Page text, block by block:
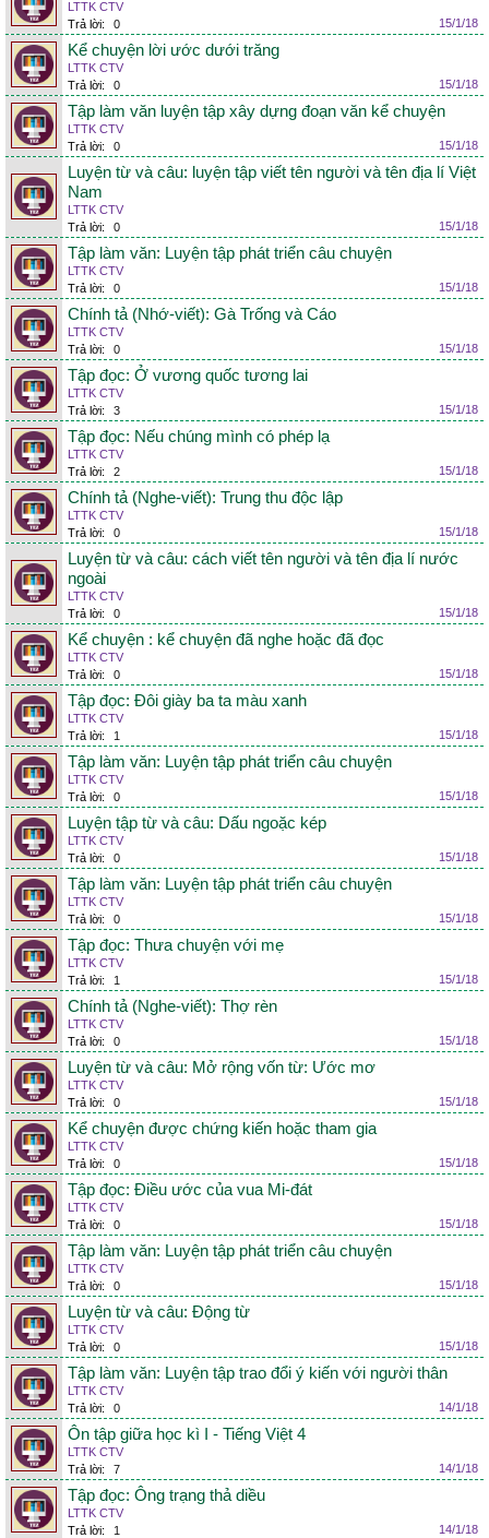
LTTK CTV
Trả lời:
0 15/1/18
Kể chuyện lời ước dưới trăng
LTTK CTV
Trả lời:
0 15/1/18
Tập làm văn luyện tập xây dựng đoạn văn kể chuyện
LTTK CTV
Trả lời:
0 15/1/18
Luyện từ và câu: luyện tập viết tên người và tên địa lí Việt
Nam
LTTK CTV
Trả lời:
0 15/1/18
Tập làm văn: Luyện tập phát triển câu chuyện
LTTK CTV
Trả lời:
0 15/1/18
Chính tả (Nhớ-viết): Gà Trống và Cáo
LTTK CTV
Trả lời:
0 15/1/18
Tập đọc: Ở vương quốc tương lai
LTTK CTV
Trả lời:
3 15/1/18
Tập đọc: Nếu chúng mình có phép lạ
LTTK CTV
Trả lời:
2 15/1/18
Chính tả (Nghe-viết): Trung thu độc lập
LTTK CTV
Trả lời:
0 15/1/18
Luyện từ và câu: cách viết tên người và tên địa lí nước
ngoài
LTTK CTV
Trả lời:
0 15/1/18
Kể chuyện : kể chuyện đã nghe hoặc đã đọc
LTTK CTV
Trả lời:
0 15/1/18
Tập đọc: Đôi giày ba ta màu xanh
LTTK CTV
Trả lời:
1 15/1/18
Tập làm văn: Luyện tập phát triển câu chuyện
LTTK CTV
Trả lời:
0 15/1/18
Luyện tập từ và câu: Dấu ngoặc kép
LTTK CTV
Trả lời:
0 15/1/18
Tập làm văn: Luyện tập phát triển câu chuyện
LTTK CTV
Trả lời:
0 15/1/18
Tập đọc: Thưa chuyện với mẹ
LTTK CTV
Trả lời:
1 15/1/18
Chính tả (Nghe-viết): Thợ rèn
LTTK CTV
Trả lời:
0 15/1/18
Luyện từ và câu: Mở rộng vốn từ: Ước mơ
LTTK CTV
Trả lời:
0 15/1/18
Kể chuyện được chứng kiến hoặc tham gia
LTTK CTV
Trả lời:
0 15/1/18
Tập đọc: Điều ước của vua Mi-đát
LTTK CTV
Trả lời:
0 15/1/18
Tập làm văn: Luyện tập phát triển câu chuyện
LTTK CTV
Trả lời:
0 15/1/18
Luyện từ và câu: Động từ
LTTK CTV
Trả lời:
0 15/1/18
Tập làm văn: Luyện tập trao đổi ý kiến với người thân
LTTK CTV
Trả lời:
0 14/1/18
Ôn tập giữa học kì I - Tiếng Việt 4
LTTK CTV
Trả lời:
7 14/1/18
Tập đọc: Ông trạng thả diều
LTTK CTV
Trả lời:
1 14/1/18